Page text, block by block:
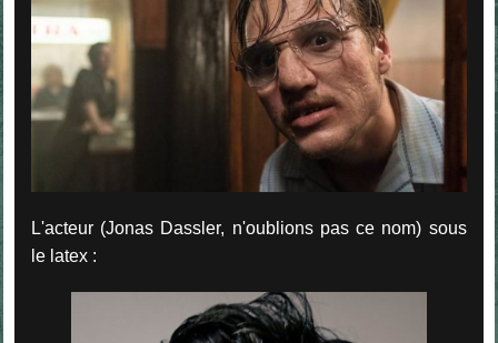
L'acteur (Jonas Dassler, n'oublions pas ce nom) sous
le latex :